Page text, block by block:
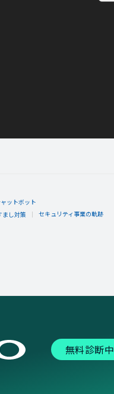
ットボット
まし対策 セキュリティ事業の軌跡
無料診断中